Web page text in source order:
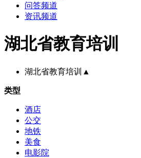
问答频道
资讯频道
湖北省教育培训
湖北省教育培训 ▲
类型
酒店
公交
地铁
美食
电影院